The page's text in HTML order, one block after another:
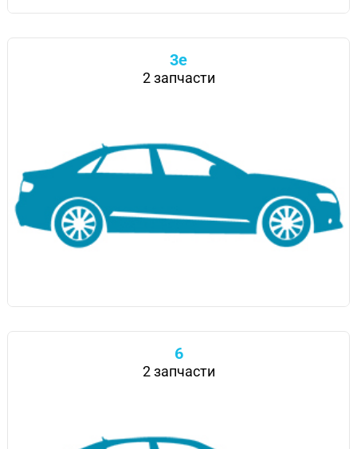
3e
2 запчасти
6
2 запчасти